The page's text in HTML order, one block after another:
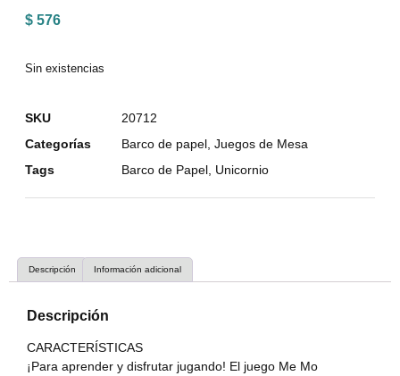
$ 576
Sin existencias
SKU
20712
Categorías
Barco de papel Juegos de Mesa
Tags
Barco de Papel Unicornio
Descripción Información adicional
Descripción
CARACTERÍSTICAS
¡Para aprender y disfrutar jugando! El juego Me Mo